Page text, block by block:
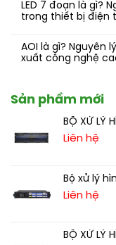
LED 7 đoạn là gì?
trong thiết bị điện
AOI là gì? Nguyên
xuất công nghệ
Sản phẩm mới
BỘ XỬ LÝ
Liên hệ
Bộ xử lý
Liên hệ
BỘ XỬ LÝ